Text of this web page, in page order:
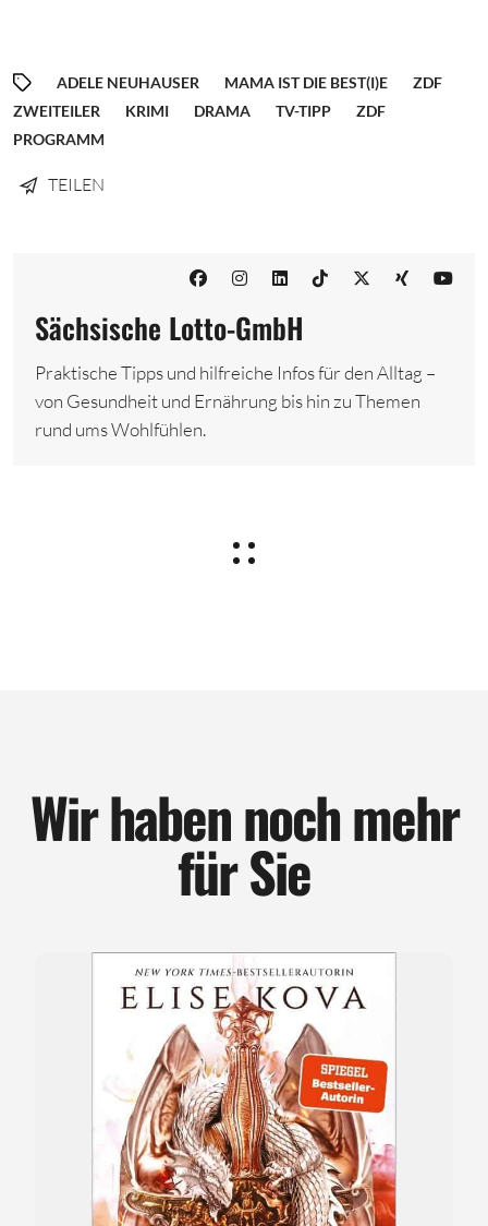
ADELE NEUHAUSER MAMA IST DIE BEST(I)E
ZDF
ZWEITEILER
KRIMI DRAMA TV-TIPP
ZDF
PROGRAMM
TEILEN
Sächsische Lotto-GmbH
Praktische Tipps und hilfreiche Infos für den Alltag –
von Gesundheit und Ernährung bis hin zu Themen
rund ums Wohlfühlen.
Wir haben noch mehr
für Sie